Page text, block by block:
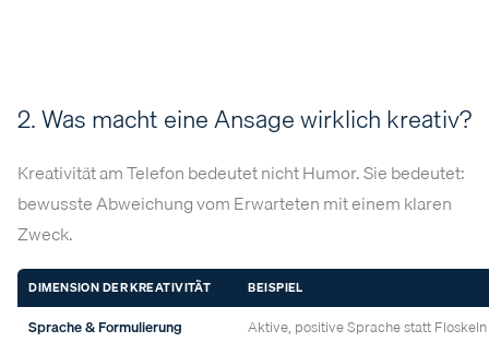
2. Was macht eine Ansage wirklich kreativ?
Kreativität am Telefon bedeutet nicht Humor. Sie bedeutet:
bewusste Abweichung vom Erwarteten mit einem klaren
Zweck.
DIMENSION DER KREATIVITÄT BEISPIEL
Sprache & Formulierung
Aktive, positive Sprache statt Floskeln